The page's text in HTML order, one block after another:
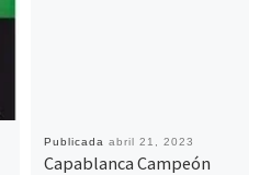
Publicada abril 21, 2023
Capablanca Campeón